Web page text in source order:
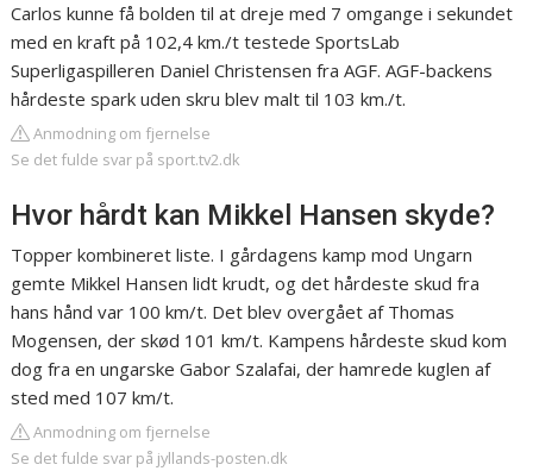
Carlos kunne få bolden til at dreje med 7 omgange i sekundet
med en kraft på 102,4 km./t testede SportsLab
Superligaspilleren Daniel Christensen fra AGF. AGF-backens
hårdeste spark uden skru blev malt til 103 km./t.
Anmodning om fjernelse
Se det fulde svar på sport.tv2.dk
Hvor hårdt kan Mikkel Hansen skyde?
Topper kombineret liste. I gårdagens kamp mod Ungarn
gemte Mikkel Hansen lidt krudt, og det hårdeste skud fra
hans hånd var 100 km/t. Det blev overgået af Thomas
Mogensen, der skød 101 km/t. Kampens hårdeste skud kom
dog fra en ungarske Gabor Szalafai, der hamrede kuglen af
sted med 107 km/t.
Anmodning om fjernelse
Se det fulde svar på jyllands-posten.dk